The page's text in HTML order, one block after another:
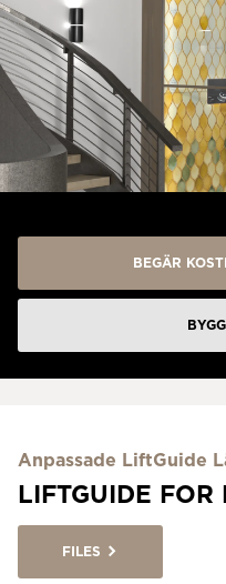
BEGÄR
Anpassade LiftGuide
LIFTGUIDE FOR
FILES